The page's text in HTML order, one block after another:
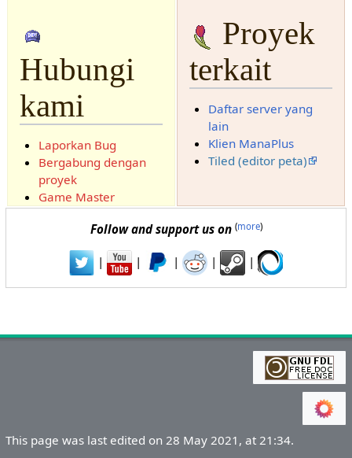
Hubungi
kami
Laporkan Bug
Bergabung dengan
proyek
Game Master
Proyek
terkait
Daftar server yang
lain
Klien ManaPlus
Tiled (editor peta)
Follow and support us on (more)
| | | | |
This page was last edited on 28 May 2021, at 21:34.